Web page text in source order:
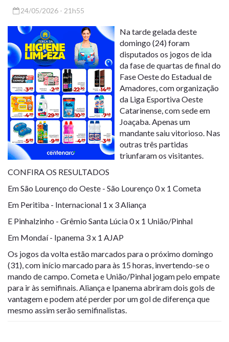
24/05/2026 - 21h55
Na tarde gelada deste
domingo (24) foram
disputados os jogos de ida
da fase de quartas de final do
Fase Oeste do Estadual de
Amadores, com organização
da Liga Esportiva Oeste
Catarinense, com sede em
Joaçaba. Apenas um
mandante saiu vitorioso. Nas
outras três partidas
triunfaram os visitantes.
CONFIRA OS RESULTADOS
Em São Lourenço do Oeste - São Lourenço 0 x 1 Cometa
Em Peritiba - Internacional 1 x 3 Aliança
E Pinhalzinho - Grêmio Santa Lúcia 0 x 1 União/Pinhal
Em Mondaí - Ipanema 3 x 1 AJAP
Os jogos da volta estão marcados para o próximo domingo
(31), com início marcado para às 15 horas, invertendo-se o
mando de campo. Cometa e União/Pinhal jogam pelo empate
para ir às semifinais. Aliança e Ipanema abriram dois gols de
vantagem e podem até perder por um gol de diferença que
mesmo assim serão semifinalistas.